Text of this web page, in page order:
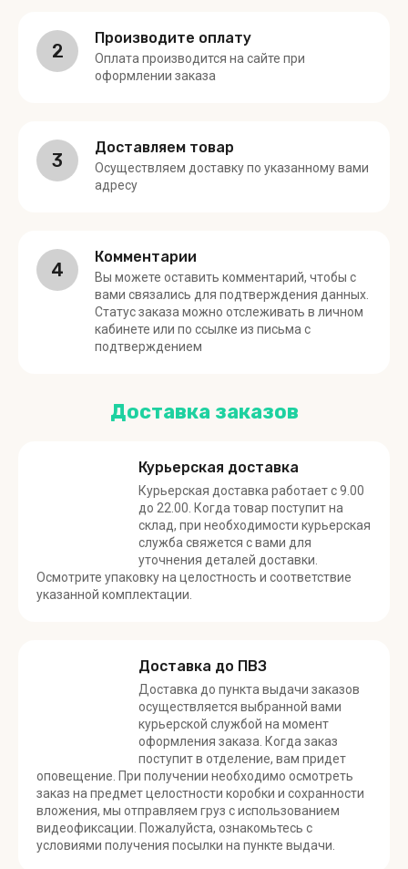
2
Производите оплату
Оплата производится на сайте при
оформлении заказа
3
Доставляем товар
Осуществляем доставку по указанному вами
адресу
4
Комментарии
Вы можете оставить комментарий, чтобы с
вами связались для подтверждения данных.
Статус заказа можно отслеживать в личном
кабинете или по ссылке из письма с
подтверждением
Доставка заказов
Курьерская доставка
Курьерская доставка работает с 9.00
до 22.00. Когда товар поступит на
склад, при необходимости курьерская
служба свяжется с вами для
уточнения деталей доставки.
Осмотрите упаковку на целостность и соответствие
указанной комплектации.
Доставка до ПВЗ
Доставка до пункта выдачи заказов
осуществляется выбранной вами
курьерской службой на момент
оформления заказа. Когда заказ
поступит в отделение, вам придет
оповещение. При получении необходимо осмотреть
заказ на предмет целостности коробки и сохранности
вложения, мы отправляем груз с использованием
видеофиксации. Пожалуйста, ознакомьтесь с
условиями получения посылки на пункте выдачи.